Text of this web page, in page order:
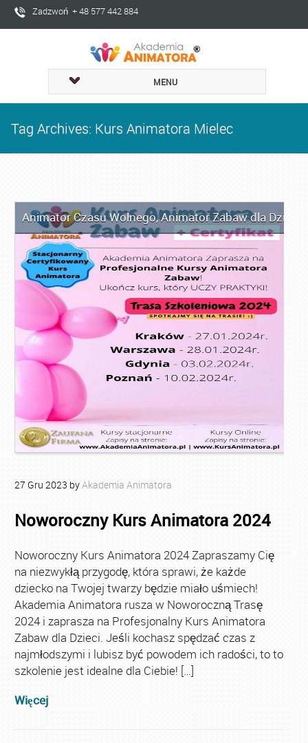
Zadzwoń + 48 577 442 884
MENU
Tag Archives: Kurs Animatora Mielec
Animator Czasu Wolnego,Animator Zabaw dla Dzieci
27 Gru 2023 byAkademia Animatora
Noworoczny Kurs Animatora 2024
Noworoczny Kurs Animatora 2024 Zapraszamy Cię
na niezwykłą przygodę, która sprawi, że każde
dziecko na Twojej twarzy będzie miało uśmiech!
Akademia Animatora rusza w Noworoczną Trasę
2024 i zaprasza na Profesjonalny Kurs Animatora
Zabaw dla Dzieci. Jeśli kochasz spędzać czas z
najmłodszymi i lubisz być powodem ich radości, to to
szkolenie jest idealne dla Ciebie! […]
Więcej